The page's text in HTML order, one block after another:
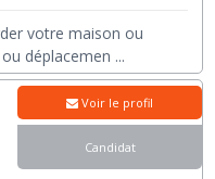
votre maison ou
déplacemen ...
Voir le profil
Candidat